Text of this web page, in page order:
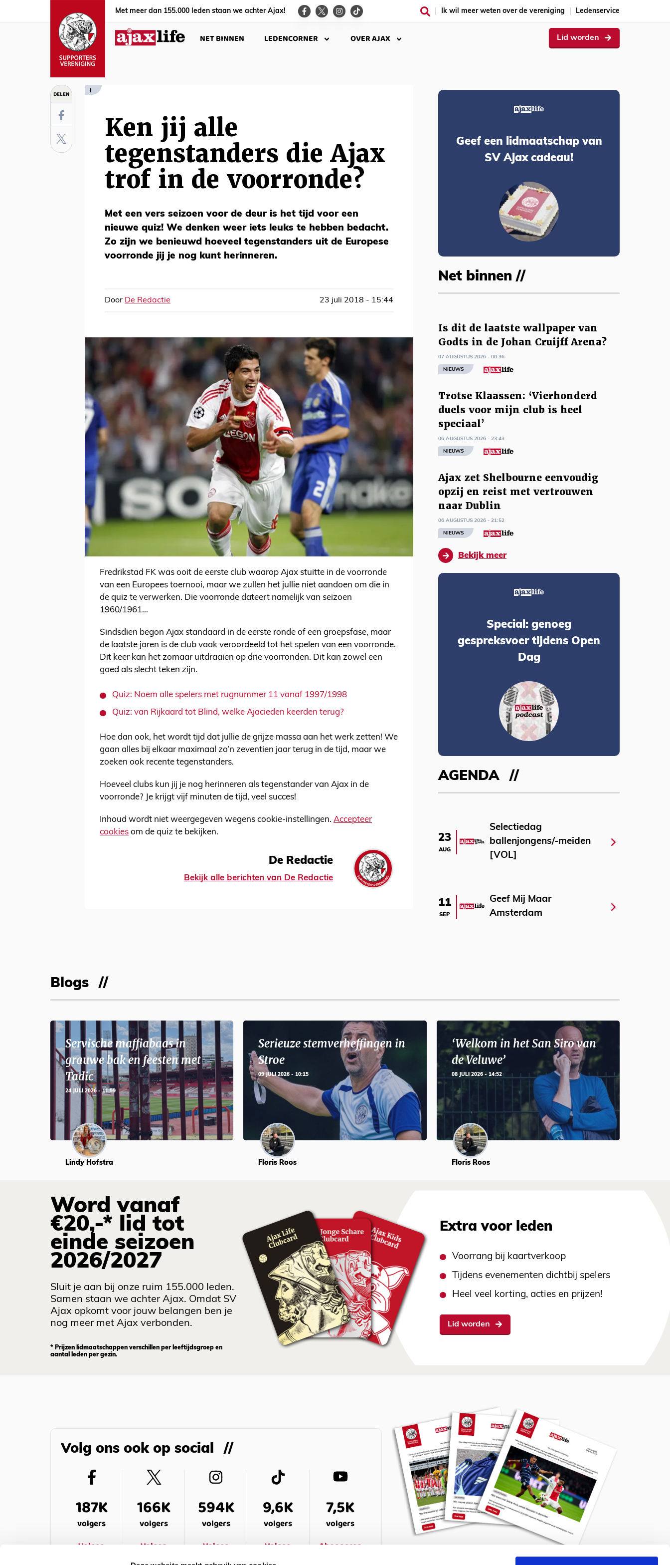
Met meer dan 155.000 leden staan we achter Ajax! Ik wil meer weten over de vereniging Ledenservice
NET BINNEN LEDENCORNER OVER AJAX Lid worden
DELEN [
Ken jij alle
tegenstanders die Ajax
trof in de voorronde?
Met een vers seizoen voor de deur is het tijd voor een
nieuwe quiz! We denken weer iets leuks te hebben bedacht.
Zo zijn we benieuwd hoeveel tegenstanders uit de Europese
voorronde jij je nog kunt herinneren.
Door De Redactie 23 juli 2018 - 15:44
Fredrikstad FK was ooit de eerste club waarop Ajax stuitte in de voorronde
van een Europees toernooi, maar we zullen het jullie niet aandoen om die in
de quiz te verwerken. Die voorronde dateert namelijk van seizoen
1960/1961...
Sindsdien begon Ajax standaard in de eerste ronde of een groepsfase, maar
de laatste jaren is de club vaak veroordeeld tot het spelen van een voorronde.
Dit keer kan het zomaar uitdraaien op drie voorronden. Dit kan zowel een
goed als slecht teken zijn.
Quiz: Noem alle spelers met rugnummer 11 vanaf 1997/1998
Quiz: van Rijkaard tot Blind, welke Ajacieden keerden terug?
Hoe dan ook, het wordt tijd dat jullie de grijze massa aan het werk zetten! We
gaan alles bij elkaar maximaal zo’n zeventien jaar terug in de tijd, maar we
zoeken ook recente tegenstanders.
Hoeveel clubs kun jij je nog herinneren als tegenstander van Ajax in de
voorronde? Je krijgt vijf minuten de tijd, veel succes!
Inhoud wordt niet weergegeven wegens cookie-instellingen. Accepteer
cookies om de quiz te bekijken.
De Redactie
Bekijk alle berichten van De Redactie
Geef een lidmaatschap van
SV Ajax cadeau!
Net binnen //
Is dit de laatste wallpaper van
Godts in de Johan Cruijff Arena?
07 AUGUSTUS 2026 - 00:36
NIEUWS
Trotse Klaassen: ‘Vierhonderd
duels voor mijn club is heel
speciaal’
06 AUGUSTUS 2026 - 23:43
NIEUWS
Ajax zet Shelbourne eenvoudig
opzij en reist met vertrouwen
naar Dublin
06 AUGUSTUS 2026 - 21:52
NIEUWS
Bekijk meer
Special: genoeg
gespreksvoer tijdens Open
Dag
AGENDA
23
AUG
Selectiedag
ballenjongens/-meiden
[VOL]
11
SEP
Geef Mij Maar
Amsterdam
Blogs
Servische maffiabaas in
grauwe bak en feesten met
Tadic
24 JULI 2026 - 11:59
Lindy Hofstra
Serieuze stemverheffingen in
Stroe
09 JULI 2026 - 10:15
Floris Roos
‘Welkom in het San Siro van
de Veluwe’
08 JULI 2026 - 14:52
Floris Roos
Word vanaf
€20,-* lid tot
einde seizoen
2026/2027
Sluit je aan bij onze ruim 155.000 leden.
Samen staan we achter Ajax. Omdat SV
Ajax opkomt voor jouw belangen ben je
nog meer met Ajax verbonden.
* Prijzen lidmaatschappen verschillen per leeftijdsgroep en
aantal leden per gezin.
Extra voor leden
Voorrang bij kaartverkoop
Tijdens evenementen dichtbij spelers
Heel veel korting, acties en prijzen!
Lid worden
Volg ons ook op social
187K
volgers
Volgen
166K
volgers
Volgen
594K
volgers
Volgen
9,6K
volgers
Volgen
7,5K
volgers
Abonneren